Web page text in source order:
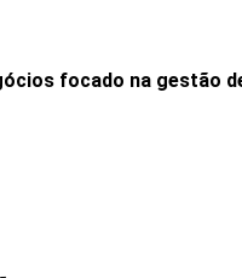
focado na gestão